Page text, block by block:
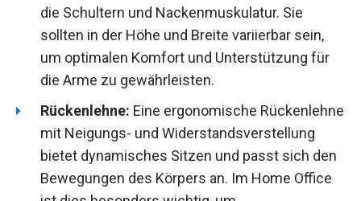
die Schultern und Nackenmuskulatur. Sie
sollten in der Höhe und Breite variierbar sein,
um optimalen Komfort und Unterstützung für
die Arme zu gewährleisten.
Rückenlehne: Eine ergonomische Rückenlehne
mit Neigungs- und Widerstandsverstellung
bietet dynamisches Sitzen und passt sich den
Bewegungen des Körpers an. Im Home Office